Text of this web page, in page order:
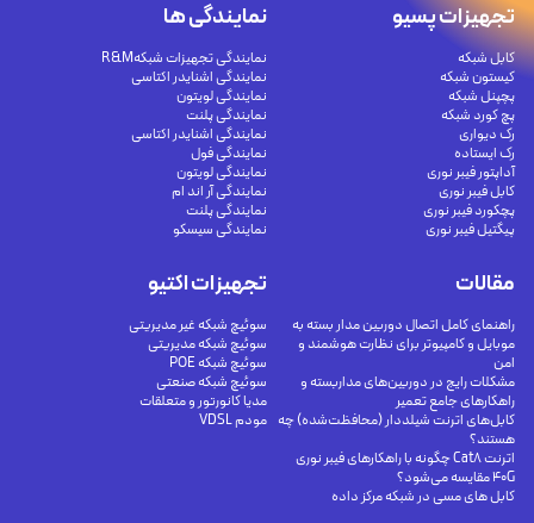
تجهیزات پسیو
کابل شبکه
کیستون شبکه
پچپنل شبکه
پچ کورد شبکه
رک دیواری
رک ایستاده
آداپتور فیبر نوری
کابل فیبر نوری
پچکورد فیبر نوری
پیگتیل فیبر نوری
تجهیزات اکتیو
سوئیچ شبکه غیر مدیریتی
سوئیچ شبکه مدیریتی
سوئیچ شبکه POE
سوئیچ شبکه صنعتی
مدیا کانورتور و متعلقات
مودم VDSL
نمایندگی ها
نمایندگی تجهیزات شبکهR&M
نمایندگی اشنایدر اکتاسی
نمایندگی لویتون
نمایندگی پلنت
نمایندگی اشنایدر اکتاسی
نمایندگی فول
نمایندگی لویتون
نمایندگی آر اند ام
نمایندگی پلنت
نمایندگی سیسکو
مقالات
راهنمای کامل اتصال دوربین مدار بسته به
موبایل و کامپیوتر برای نظارت هوشمند و
امن
مشکلات رایج در دوربین‌های مداربسته و
راهکارهای جامع تعمیر
کابل‌های اترنت شیلددار (محافظت‌شده) چه
هستند؟
اترنت Cat8 چگونه با راهکارهای فیبر نوری
40G مقایسه می‌شود؟
کابل های مسی در شبکه مرکز داده